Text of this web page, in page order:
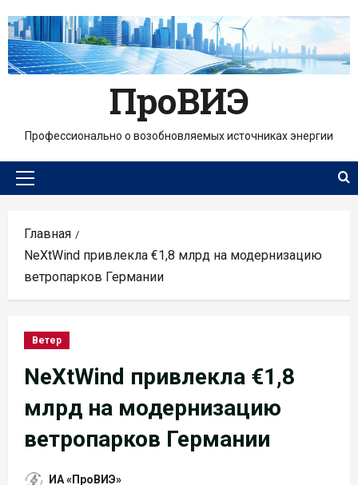
содержимому
ПроВИЭ
Профессионально о возобновляемых источниках энергии
Основное
Главная
NeXtWind привлекла €1,8 млрд на модернизацию
ветропарков Германии
Ветер
NeXtWind привлекла €1,8
млрд на модернизацию
ветропарков Германии
ИА «ПроВИЭ»